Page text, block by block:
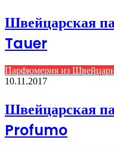
Швейцарская
Tauer
Парфюмерия из
10.11.2017
Швейцарская
Profumo